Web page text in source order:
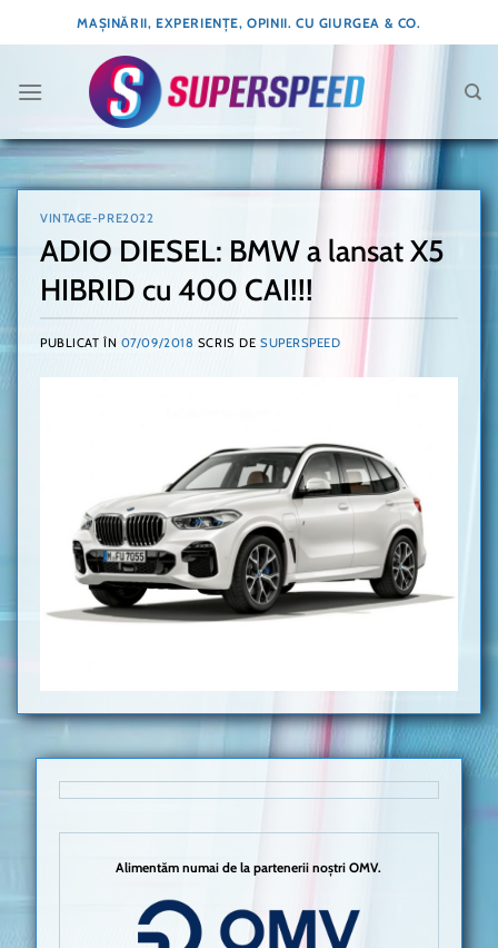
to
MAȘINĂRII, EXPERIENȚE, OPINII. CU GIURGEA & CO.
VINTAGE-PRE2022
ADIO DIESEL: BMW a lansat X5
HIBRID cu 400 CAI!!!
PUBLICAT ÎN 07/09/2018 SCRIS DE SUPERSPEED
Alimentăm numai de la partenerii noștri OMV.